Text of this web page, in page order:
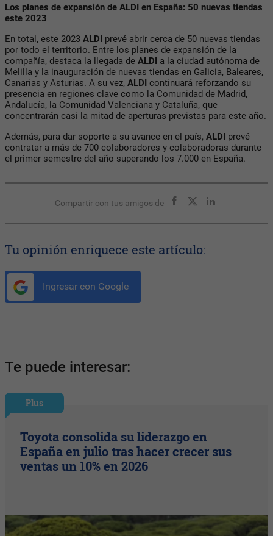
Los planes de expansión de ALDI en España: 50 nuevas tiendas
este 2023
En total, este 2023 ALDI prevé abrir cerca de 50 nuevas tiendas
por todo el territorio. Entre los planes de expansión de la
compañía, destaca la llegada de ALDI a la ciudad autónoma de
Melilla y la inauguración de nuevas tiendas en Galicia, Baleares,
Canarias y Asturias. A su vez, ALDI continuará reforzando su
presencia en regiones clave como la Comunidad de Madrid,
Andalucía, la Comunidad Valenciana y Cataluña, que
concentrarán casi la mitad de aperturas previstas para este año.
Además, para dar soporte a su avance en el país, ALDI prevé
contratar a más de 700 colaboradores y colaboradoras durante
el primer semestre del año superando los 7.000 en España.
Compartir con tus amigos de
Tu opinión enriquece este artículo:
Ingresar con Google
Te puede interesar:
Plus
Toyota consolida su liderazgo en
España en julio tras hacer crecer sus
ventas un 10% en 2026